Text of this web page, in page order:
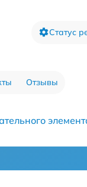
Статус
Отзывы